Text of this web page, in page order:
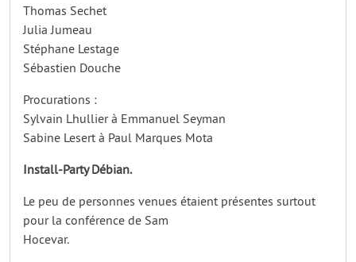
Thomas Sechet
Julia Jumeau
Stéphane Lestage
Sébastien Douche
Procurations :
Sylvain Lhullier à Emmanuel Seyman
Sabine Lesert à Paul Marques Mota
Install-Party Débian.
Le peu de personnes venues étaient présentes surtout
pour la conférence de Sam
Hocevar.